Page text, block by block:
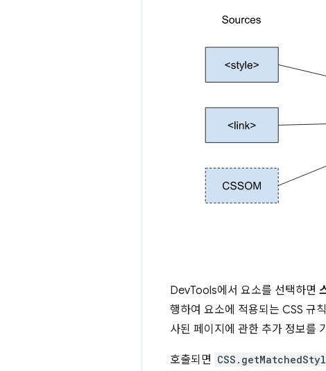
DevTools에서 요소를 선택하면
행하여 요소에 적용되는 CSS 규
사된 페이지에 관한 추가 정보를
호출되면